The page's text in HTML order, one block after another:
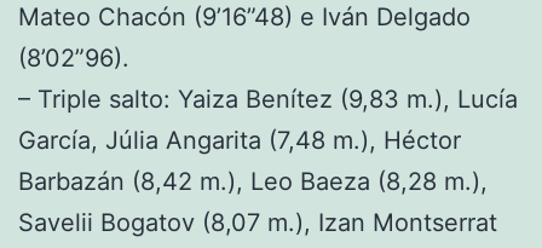
Mateo Chacón (9’16”48) e Iván Delgado
(8’02”96).
– Triple salto: Yaiza Benítez (9,83 m.), Lucía
García, Júlia Angarita (7,48 m.), Héctor
Barbazán (8,42 m.), Leo Baeza (8,28 m.),
Savelii Bogatov (8,07 m.), Izan Montserrat